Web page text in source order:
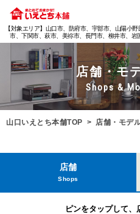
【対象エリア】山口市、防府市、宇部市、山陽小
市、下関市、萩市、美祢市、長門市、柳井市、岩
店舗・モ
Shops &
山口いえとち本舗TOP 店舗・モデ
店舗
Shops
ピンをタップして、